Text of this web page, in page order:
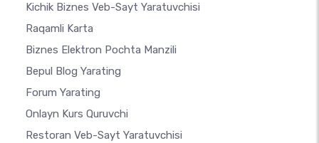
Kichik Biznes Veb-Sayt Yaratuvchisi
Raqamli Karta
Biznes Elektron Pochta Manzili
Bepul Blog Yarating
Forum Yarating
Onlayn Kurs Quruvchi
Restoran Veb-Sayt Yaratuvchisi